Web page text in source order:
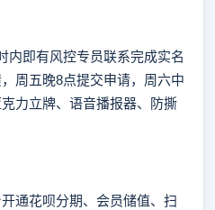
即有风控专员联系完成实名
周五晚8点提交申请，周六中
力立牌、语音播报器、防撕
花呗分期、会员储值、扫